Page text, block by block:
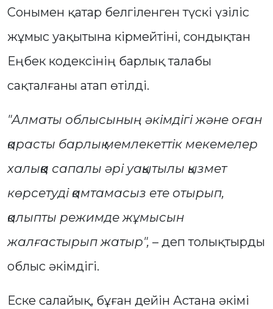
Сонымен қатар белгіленген түскі үзіліс
жұмыс уақытына кірмейтіні, сондықтан
Еңбек кодексінің барлық талабы
сақталғаны атап өтілді.
"Алматы облысының әкімдігі және оған
қарасты барлық мемлекеттік мекемелер
халыққа сапалы әрі уақытылы қызмет
көрсетуді қамтамасыз ете отырып,
қалыпты режимде жұмысын
жалғастырып жатыр", – деп толықтырды
облыс әкімдігі.
Еске салайық, бұған дейін Астана әкімі